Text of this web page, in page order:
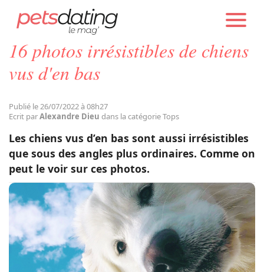
Chien
Faits Divers
Emotion
Tops
Sauvetages
PETS DATING ACTUALITÉS TOPS
16 photos irrésistibles de chiens
vus d'en bas
Publié le 26/07/2022 à 08h27
Ecrit parAlexandre Dieu dans la catégorie Tops
Les chiens vus d’en bas sont aussi irrésistibles
que sous des angles plus ordinaires. Comme on
peut le voir sur ces photos.